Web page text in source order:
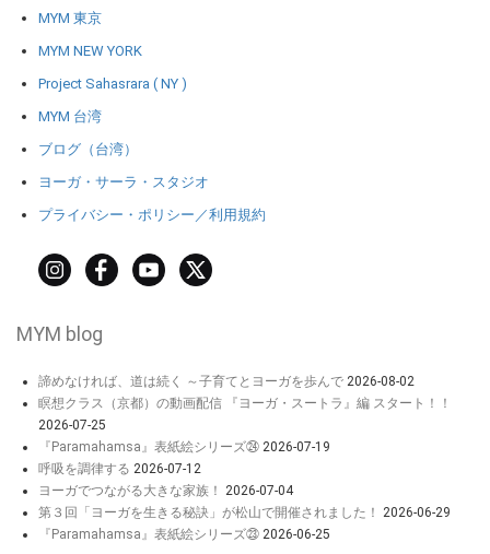
MYM 東京
MYM NEW YORK
Project Sahasrara ( NY )
MYM 台湾
ブログ（台湾）
ヨーガ・サーラ・スタジオ
プライバシー・ポリシー／利用規約
MYM blog
諦めなければ、道は続く ～子育てとヨーガを歩んで 2026-08-02
瞑想クラス（京都）の動画配信 『ヨーガ・スートラ』編 スタート！！
2026-07-25
『Paramahamsa』表紙絵シリーズ㉔ 2026-07-19
呼吸を調律する 2026-07-12
ヨーガでつながる大きな家族！ 2026-07-04
第３回「ヨーガを生きる秘訣」が松山で開催されました！ 2026-06-29
『Paramahamsa』表紙絵シリーズ㉓ 2026-06-25